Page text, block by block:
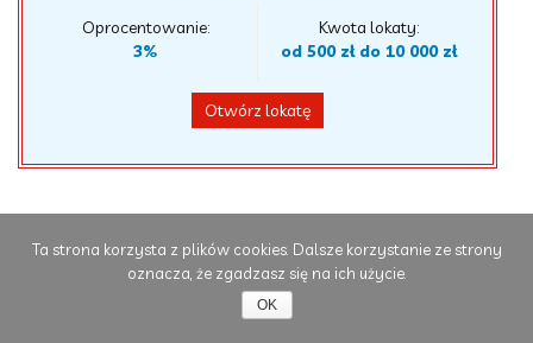
Oprocentowanie:
3%
Kwota lokaty:
od 500 zł do 10 000 zł
Otwórz lokatę
Najlepsze lokaty
Ta strona korzysta z plików cookies. Dalsze korzystanie ze strony
oznacza, że zgadzasz się na ich użycie.
OK